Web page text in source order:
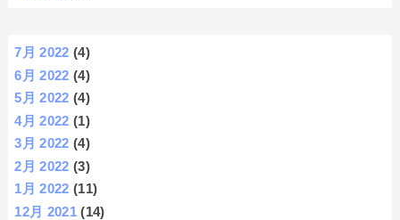
7月 2022 (4)
6月 2022 (4)
5月 2022 (4)
4月 2022 (1)
3月 2022 (4)
2月 2022 (3)
1月 2022 (11)
12月 2021 (14)